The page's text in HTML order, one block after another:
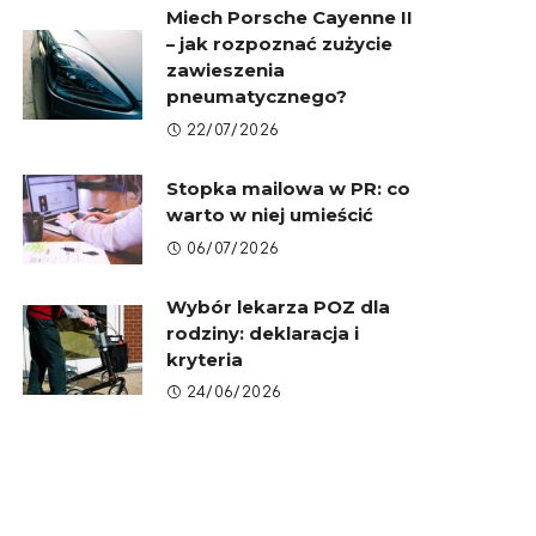
Miech Porsche Cayenne II
– jak rozpoznać zużycie
zawieszenia
pneumatycznego?
22/07/2026
Stopka mailowa w PR: co
warto w niej umieścić
06/07/2026
Wybór lekarza POZ dla
rodziny: deklaracja i
kryteria
24/06/2026